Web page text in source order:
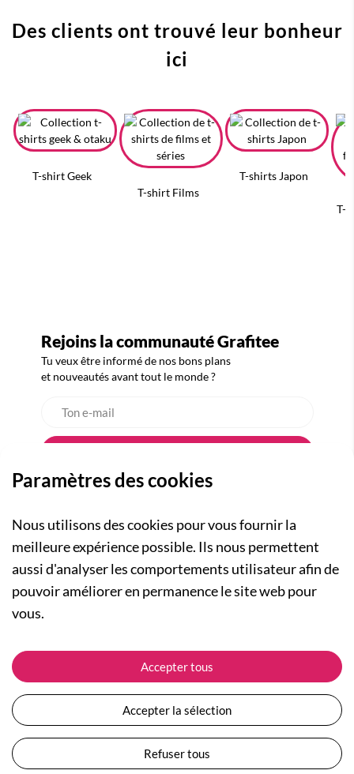
Des clients ont trouvé leur bonheur
ici
T-shirt Geek
T-shirt Films
T-shirts Japon
T-
Rejoins la communauté Grafitee
Tu veux être informé de nos bons plans
et nouveautés avant tout le monde ?
A PROPOS
Qui sommes-nous ?
Actualités
Nos engagements
Plan du site
Devenir revendeur
NOS RUBRIQUES
Collection Femme
Collection Enfants
Les Totebags
Nos différents thèmes
ASSISTANCE
Suivre ma commande
Expédition et livraison
Retour et remboursement
Moyens de paiement
Questions / Réponses
Conditions générales de vente
Paramètres des cookies
Nous utilisons des cookies pour vous fournir la
meilleure expérience possible. Ils nous permettent
aussi d'analyser les comportements utilisateur afin de
pouvoir améliorer en permanence le site web pour
vous.
Accepter tous
Accepter la sélection
Refuser tous